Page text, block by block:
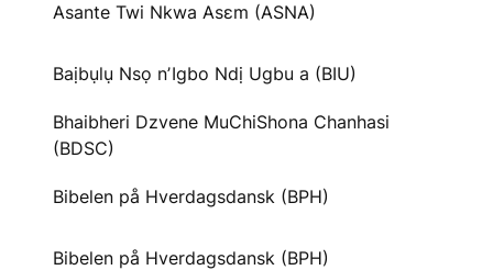
Asante Twi Nkwa Asɛm (ASNA)
Baịbụlụ Nsọ nʼIgbo Ndị Ugbu a (BIU)
Bhaibheri Dzvene MuChiShona Chanhasi
(BDSC)
Bibelen på Hverdagsdansk (BPH)
Bibelen på Hverdagsdansk (BPH)